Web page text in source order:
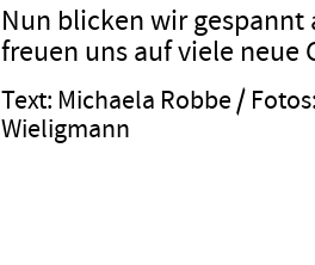
Nun blicken wir
freuen uns auf viele neue
Text: Michaela Robbe /
Wieligmann